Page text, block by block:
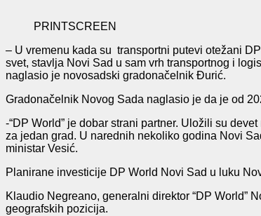
PRINTSCREEN
– U vremenu kada su transportni putevi otežani
svet, stavlja Novi Sad u sam vrh transportnog i
naglasio je novosadski gradonačelnik Đurić.
Gradonačelnik Novog Sada naglasio je da je od
-“DP World” je dobar strani partner. Uložili su
za jedan grad. U narednih nekoliko godina Novi
ministar Vesić.
Planirane investicije DP World Novi Sad u luku
Klaudio Negreano, generalni direktor “DP World”
geografskih pozicija.